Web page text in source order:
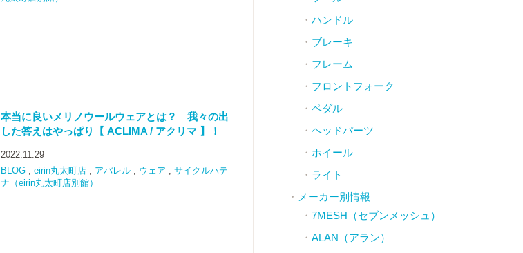
本当に良いメリノウールウェアとは？ 我々の出
した答えはやっぱり【 ACLIMA / アクリマ 】！
2022.11.29
BLOG, eirin丸太町店, アパレル, ウェア
サイクルハテ
ナ（eirin丸太町店別館）
ハンドル
ブレーキ
フレーム
フロントフォーク
ペダル
ヘッドパーツ
ホイール
ライト
メーカー別情報
7MESH（セブンメッシュ）
ALAN（アラン）